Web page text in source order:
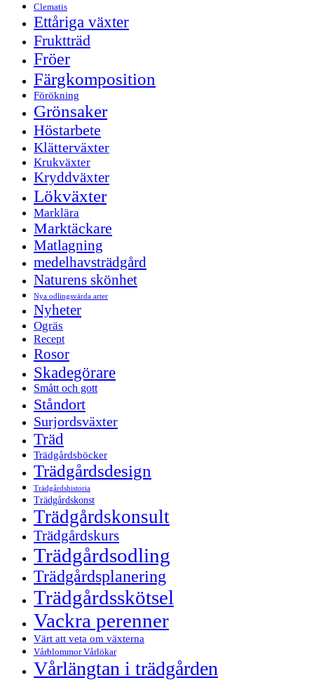
Clematis
Ettåriga växter
Fruktträd
Fröer
Färgkomposition
Förökning
Grönsaker
Höstarbete
Klätterväxter
Krukväxter
Kryddväxter
Lökväxter
Marklära
Marktäckare
Matlagning
medelhavsträdgård
Naturens skönhet
Nya odlingsvärda arter
Nyheter
Ogräs
Recept
Rosor
Skadegörare
Smått och gott
Ståndort
Surjordsväxter
Träd
Trädgårdsböcker
Trädgårdsdesign
Trädgårdshistoria
Trädgårdskonst
Trädgårdskonsult
Trädgårdskurs
Trädgårdsodling
Trädgårdsplanering
Trädgårdsskötsel
Vackra perenner
Värt att veta om växterna
Vårblommor Vårlökar
Vårlängtan i trädgården